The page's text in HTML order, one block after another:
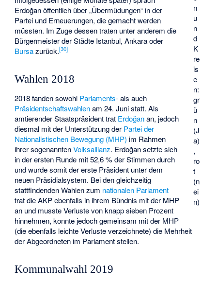
n
u
n
d
K
re
is
e
n:
gr
ü
n
(J
a)
,
ro
t
(n
ei
n)
Erdoğan öffentlich über „Übermüdungen“ in der
Partei und Erneuerungen, die gemacht werden
müssten. Im Zuge dessen traten unter anderem die
Bürgermeister der Städte Istanbul, Ankara oder
Bursazurück.[30]
Wahlen 2018
2018 fanden sowohl Parlaments- als auch
Präsidentschaftswahlenam 24. Juni statt. Als
amtierender Staatspräsident trat Erdoğanan, jedoch
diesmal mit der Unterstützung der Partei der
Nationalistischen Bewegung (MHP) im Rahmen
ihrer sogenanntenVolksallianz. Erdoğan setzte sich
in der ersten Runde mit 52,6 % der Stimmen durch
und wurde somit der erste Präsident unter dem
neuen Präsidialsystem. Bei den gleichzeitig
stattfindenden Wahlen zum nationalen Parlament
trat die AKP ebenfalls in ihrem Bündnis mit der MHP
an und musste Verluste von knapp sieben Prozent
hinnehmen, konnte jedoch gemeinsam mit der MHP
(die ebenfalls leichte Verluste verzeichnete) die Mehrheit
der Abgeordneten im Parlament stellen.
Kommunalwahl 2019